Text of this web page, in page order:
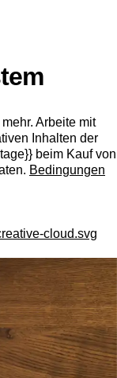
Arbeite mit
Inhalten der
beim Kauf von
Bedingungen
cloud.svg